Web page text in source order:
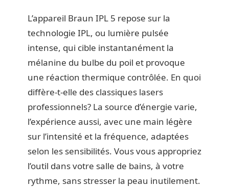
L’appareil Braun IPL 5 repose sur la
technologie IPL, ou lumière pulsée
intense, qui cible instantanément la
mélanine du bulbe du poil et provoque
une réaction thermique contrôlée. En quoi
diffère-t-elle des classiques lasers
professionnels? La source d’énergie varie,
l’expérience aussi, avec une main légère
sur l’intensité et la fréquence, adaptées
selon les sensibilités. Vous vous appropriez
l’outil dans votre salle de bains, à votre
rythme, sans stresser la peau inutilement.